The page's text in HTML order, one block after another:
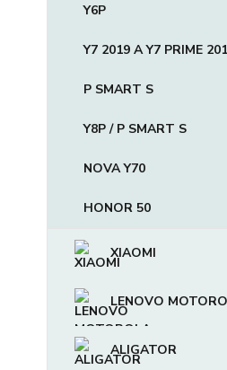
Y6P
Y7 2019 A Y7 PRIME
P SMART S
Y8P / P SMART S
NOVA Y70
HONOR 50
XIAOMI
LENOVO
ALIGATOR